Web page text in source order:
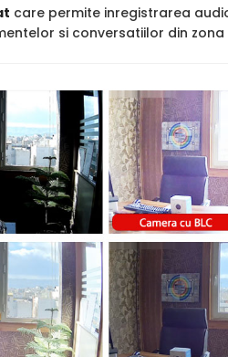
care permite inregistrarea
si conversatiilor din